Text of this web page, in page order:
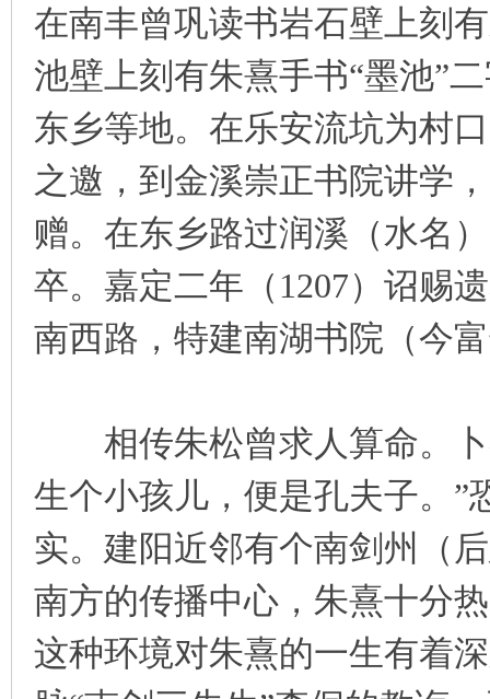
在南丰曾巩读书岩石壁上刻
池壁上刻有朱熹手书“墨池”
东乡等地。在乐安流坑为村
之邀，到金溪崇正书院讲学
赠。在东乡路过润溪（水名
卒。嘉定二年（1207）诏赐
南西路，特建南湖书院（今
相传朱松曾求人算命。卜
生个小孩儿，便是孔夫子。”
实。建阳近邻有个南剑州（
南方的传播中心，朱熹十分
这种环境对朱熹的一生有着